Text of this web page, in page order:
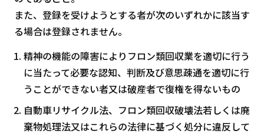
また、登録を受けようとする者が次のいずれかに該当す
る場合は登録されません。
精神の機能の障害によりフロン類回収業を適切に行う
に当たって必要な認知、判断及び意思疎通を適切に行
うことができない者又は破産者で復権を得ないもの
自動車リサイクル法、フロン類回収破壊法若しくは廃
棄物処理法又はこれらの法律に基づく処分に違反して